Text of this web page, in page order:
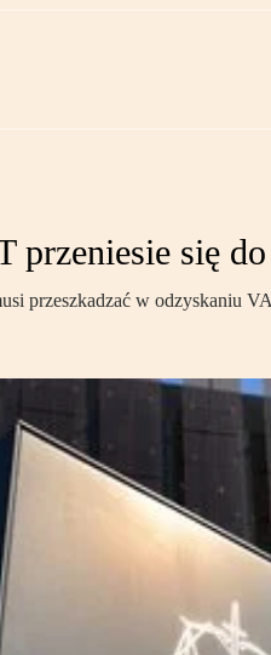
przeniesie się
przeszkadzać w odzyskaniu